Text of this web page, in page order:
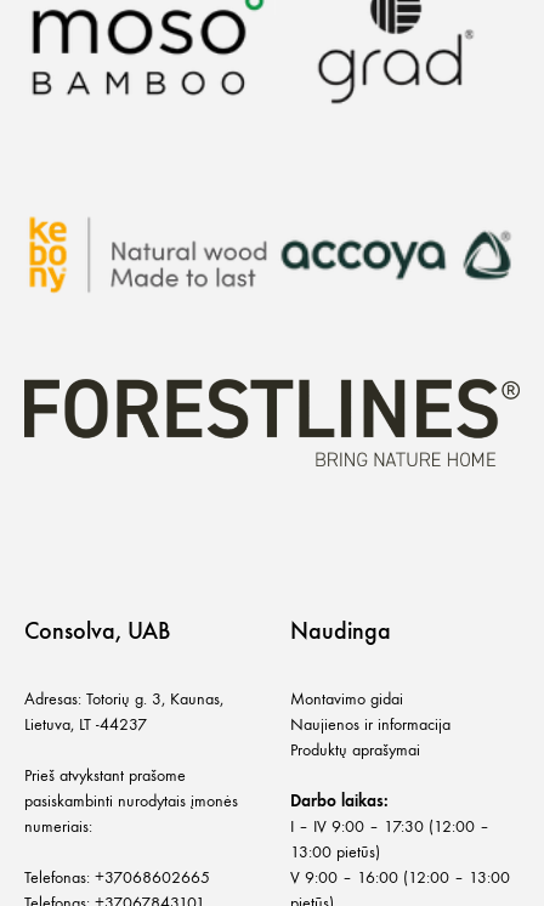
Consolva, UAB
Adresas: Totorių g. 3, Kaunas,
Lietuva, LT -44237
Prieš atvykstant prašome
pasiskambinti nurodytais įmonės
numeriais:
Telefonas: +37068602665
Naudinga
Montavimo gidai
Naujienos ir informacija
Produktų aprašymai
Darbo laikas:
I – IV 9:00 – 17:30 (12:00 –
13:00 pietūs)
V 9:00 – 16:00 (12:00 – 13:00